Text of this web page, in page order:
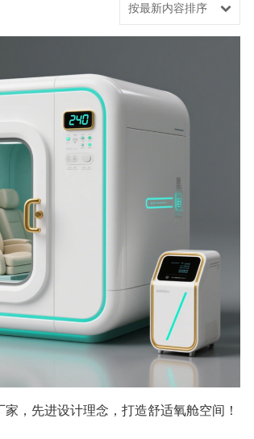
按最新内容排序
，先进设计理念，打造舒适氧舱空间！